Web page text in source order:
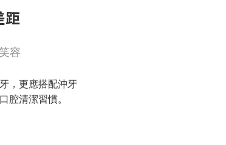
距
容
，更應搭配沖牙
腔清潔習慣。